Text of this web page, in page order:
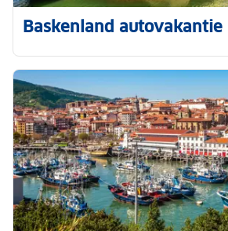
Baskenland autovakantie